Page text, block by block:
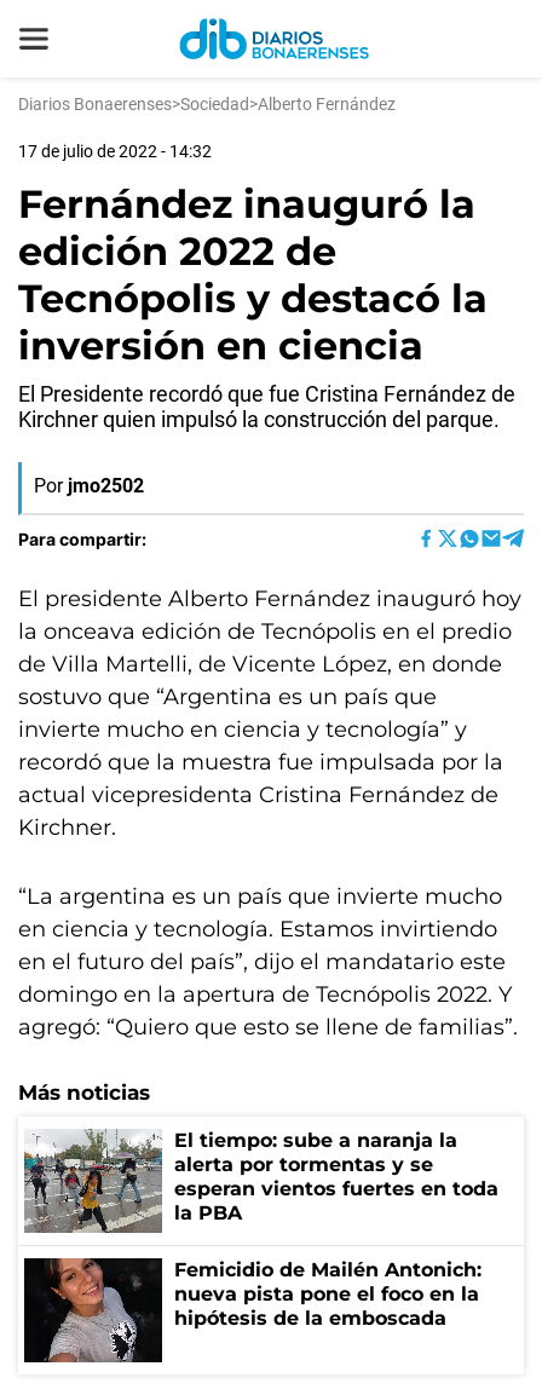
Diarios Bonaerenses>Sociedad>Alberto Fernández
17 de julio de 2022 - 14:32
Fernández inauguró la
edición 2022 de
Tecnópolis y destacó la
inversión en ciencia
El Presidente recordó que fue Cristina Fernández de
Kirchner quien impulsó la construcción del parque.
Por jmo2502
Para compartir:
El presidente Alberto Fernández inauguró hoy
la onceava edición de Tecnópolis en el predio
de Villa Martelli, de Vicente López, en donde
sostuvo que “Argentina es un país que
invierte mucho en ciencia y tecnología” y
recordó que la muestra fue impulsada por la
actual vicepresidenta Cristina Fernández de
Kirchner.
“La argentina es un país que invierte mucho
en ciencia y tecnología. Estamos invirtiendo
en el futuro del país”, dijo el mandatario este
domingo en la apertura de Tecnópolis 2022. Y
agregó: “Quiero que esto se llene de familias”.
Más noticias
El tiempo: sube a naranja la
alerta por tormentas y se
esperan vientos fuertes en toda
la PBA
Femicidio de Mailén Antonich:
nueva pista pone el foco en la
hipótesis de la emboscada